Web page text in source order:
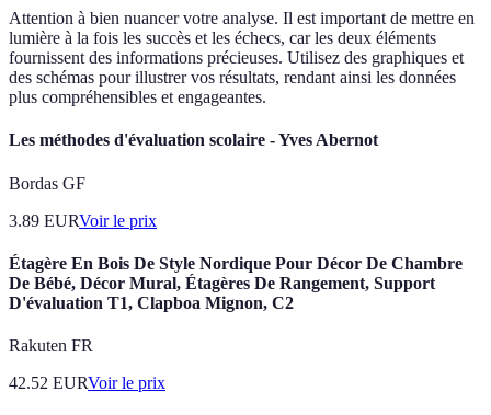
Attention à bien nuancer votre analyse. Il est important de mettre en
lumière à la fois les succès et les échecs, car les deux éléments
fournissent des informations précieuses. Utilisez des graphiques et
des schémas pour illustrer vos résultats, rendant ainsi les données
plus compréhensibles et engageantes.
Les méthodes d'évaluation scolaire - Yves Abernot
Bordas GF
3.89 EURVoir le prix
Étagère En Bois De Style Nordique Pour Décor De Chambre
De Bébé, Décor Mural, Étagères De Rangement, Support
D'évaluation T1, Clapboa Mignon, C2
Rakuten FR
42.52 EURVoir le prix